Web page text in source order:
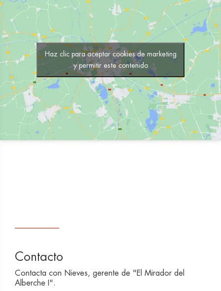
Haz clic para aceptar cookies de marketing
y permitir este contenido
Contacto
Contacta con Nieves, gerente de "El Mirador del
Alberche I".